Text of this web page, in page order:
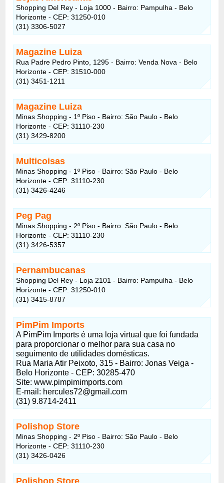
Shopping Del Rey - Loja 1000 - Bairro: Pampulha - Belo
Horizonte - CEP: 31250-010
(31) 3306-5027
Magazine Luiza
Rua Padre Pedro Pinto, 1295 - Bairro: Venda Nova - Belo
Horizonte - CEP: 31510-000
(31) 3451-1211
Magazine Luiza
Minas Shopping - 1º Piso - Bairro: São Paulo - Belo
Horizonte - CEP: 31110-230
(31) 3429-8200
Multicoisas
Minas Shopping - 1º Piso - Bairro: São Paulo - Belo
Horizonte - CEP: 31110-230
(31) 3426-4246
Peg Pag
Minas Shopping - 2º Piso - Bairro: São Paulo - Belo
Horizonte - CEP: 31110-230
(31) 3426-5357
Pernambucanas
Shopping Del Rey - Loja 2101 - Bairro: Pampulha - Belo
Horizonte - CEP: 31250-010
(31) 3415-8787
PimPim Imports
A PimPim Imports é uma loja virtual que foi fundada
para proporcionar o melhor para sua casa no
seguimento de utilidades domésticas.
Rua Maria Atir Peixoto, 315 - Bairro: Jonas Veiga -
Belo Horizonte - CEP: 30285-470
Site: www.pimpimimports.com
E-mail: hercules72@gmail.com
(31) 9.8714-2411
Polishop Store
Minas Shopping - 2º Piso - Bairro: São Paulo - Belo
Horizonte - CEP: 31110-230
(31) 3426-0426
Polishop Store